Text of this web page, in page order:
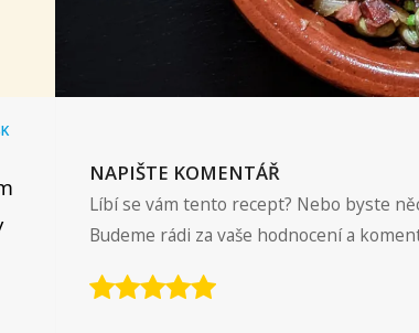
NAPIŠTE KOMENTÁŘ
Líbí se vám tento recept? Nebo byste
Budeme rádi za vaše hodnocení a